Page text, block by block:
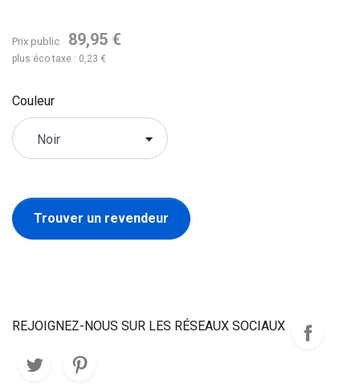
Prix public 89,95 €
plus éco taxe : 0,23 €
Couleur
Trouver un revendeur
REJOIGNEZ-NOUS SUR LES RÉSEAUX SOCIAUX